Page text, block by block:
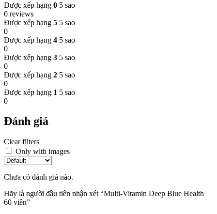
Được xếp hạng 0 5 sao
0 reviews
Được xếp hạng 5 5 sao
0
Được xếp hạng 4 5 sao
0
Được xếp hạng 3 5 sao
0
Được xếp hạng 2 5 sao
0
Được xếp hạng 1 5 sao
0
Đánh giá
Clear filters
Only with images
Chưa có đánh giá nào.
Hãy là người đầu tiên nhận xét “Multi-Vitamin Deep Blue Health
60 viên”